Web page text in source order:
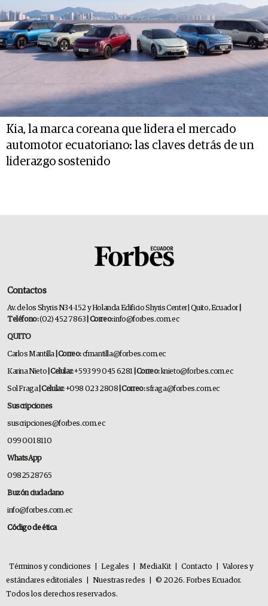
Kia, la marca coreana que lidera el mercado
automotor ecuatoriano: las claves detrás de un
liderazgo sostenido
Contactos
Av. de los Shyris N34-152 y Holanda Edificio Shyris Center | Quito, Ecuador
Teléfono:(02) 452 7863 | Correo:info@forbes.com.ec
QUITO
Carlos Mantilla | Correo:cfmantilla@forbes.com.ec
Karina Nieto | Celular:+593 99 045 6281 | Correo:knieto@forbes.com.ec
Sol Fraga| Celular:+098 023 2808 | Correo:sfraga@forbes.com.ec
Suscripciones
suscripciones@forbes.com.ec
099 001 8110
WhatsApp
0982528765
Buzón ciudadano
info@forbes.com.ec
Código de ética
Términos y condiciones Legales MediaKit Contacto
Valores y
estándares editoriales
Nuestras redes
© 2026. Forbes Ecuador.
Todos los derechos reservados.